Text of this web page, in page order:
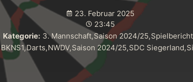
23. Februar 2025
23:45
Kategorie: 3. Mannschaft,Saison 2024/25,
BKNS1,Darts,NWDV,Saison 2024/25,SDC Siegerland,